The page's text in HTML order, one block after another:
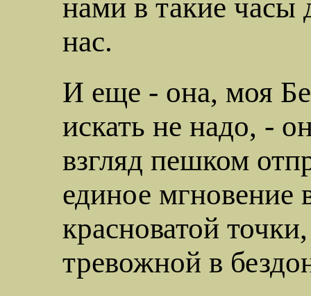
нами в такие часы
нас.
И еще - она, моя
искать не надо, -
взгляд пешком
единое мгновение
красноватой
тревожной в